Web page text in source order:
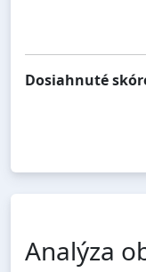
Dosiahnuté
Analýza